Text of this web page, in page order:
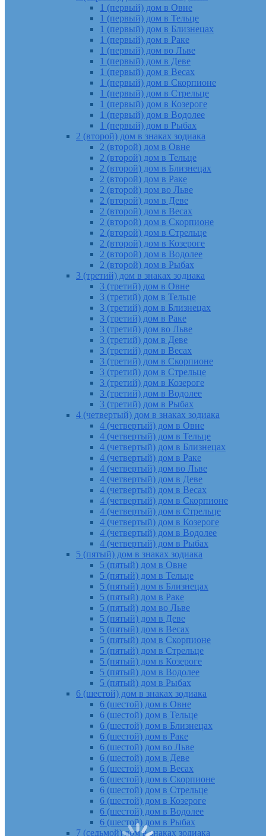
1 (первый) дом в Овне
1 (первый) дом в Тельце
1 (первый) дом в Близнецах
1 (первый) дом в Раке
1 (первый) дом во Льве
1 (первый) дом в Деве
1 (первый) дом в Весах
1 (первый) дом в Скорпионе
1 (первый) дом в Стрельце
1 (первый) дом в Козероге
1 (первый) дом в Водолее
1 (первый) дом в Рыбах
2 (второй) дом в знаках зодиака
2 (второй) дом в Овне
2 (второй) дом в Тельце
2 (второй) дом в Близнецах
2 (второй) дом в Раке
2 (второй) дом во Льве
2 (второй) дом в Деве
2 (второй) дом в Весах
2 (второй) дом в Скорпионе
2 (второй) дом в Стрельце
2 (второй) дом в Козероге
2 (второй) дом в Водолее
2 (второй) дом в Рыбах
3 (третий) дом в знаках зодиака
3 (третий) дом в Овне
3 (третий) дом в Тельце
3 (третий) дом в Близнецах
3 (третий) дом в Раке
3 (третий) дом во Льве
3 (третий) дом в Деве
3 (третий) дом в Весах
3 (третий) дом в Скорпионе
3 (третий) дом в Стрельце
3 (третий) дом в Козероге
3 (третий) дом в Водолее
3 (третий) дом в Рыбах
4 (четвертый) дом в знаках зодиака
4 (четвертый) дом в Овне
4 (четвертый) дом в Тельце
4 (четвертый) дом в Близнецах
4 (четвертый) дом в Раке
4 (четвертый) дом во Льве
4 (четвертый) дом в Деве
4 (четвертый) дом в Весах
4 (четвертый) дом в Скорпионе
4 (четвертый) дом в Стрельце
4 (четвертый) дом в Козероге
4 (четвертый) дом в Водолее
4 (четвертый) дом в Рыбах
5 (пятый) дом в знаках зодиака
5 (пятый) дом в Овне
5 (пятый) дом в Тельце
5 (пятый) дом в Близнецах
5 (пятый) дом в Раке
5 (пятый) дом во Льве
5 (пятый) дом в Деве
5 (пятый) дом в Весах
5 (пятый) дом в Скорпионе
5 (пятый) дом в Стрельце
5 (пятый) дом в Козероге
5 (пятый) дом в Водолее
5 (пятый) дом в Рыбах
6 (шестой) дом в знаках зодиака
6 (шестой) дом в Овне
6 (шестой) дом в Тельце
6 (шестой) дом в Близнецах
6 (шестой) дом в Раке
6 (шестой) дом во Льве
6 (шестой) дом в Деве
6 (шестой) дом в Весах
6 (шестой) дом в Скорпионе
6 (шестой) дом в Стрельце
6 (шестой) дом в Козероге
6 (шестой) дом в Водолее
6 (шестой) дом в Рыбах
7 (седьмой) дом в знаках зодиака